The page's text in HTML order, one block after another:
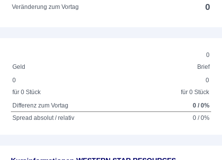
Veränderung zum Vortag 0
0
Geld
Brief
0
für 0 Stück
0
für 0 Stück
Differenz zum Vortag
0 / 0%
Spread absolut / relativ
0 / 0%